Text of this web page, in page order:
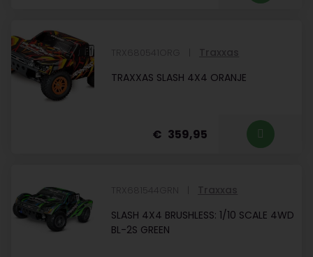
TRX680541ORG
Traxxas
TRAXXAS SLASH 4X4 ORANJE
359,95
TRX681544GRN
Traxxas
SLASH 4X4 BRUSHLESS: 1/10 SCALE 4WD
BL-2S GREEN